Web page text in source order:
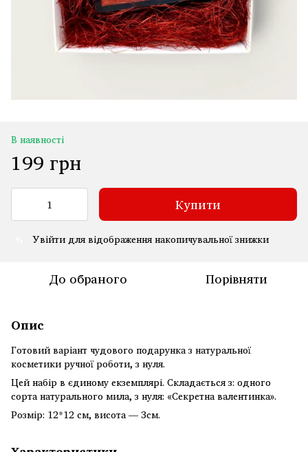
В наявності
199 грн
Купити
Увійтидля відображення накопичувальної знижки
До обраного Порівняти
Опис
Готовий варіант чудового подарунка з натуральної
косметики ручної роботи, з нуля.
Цей набір в єдиному екземплярі. Складається з: одного
сорта натурального мила, з нуля: «Секретна валентинка».
Розмір: 12*12 см, висота — 3см.